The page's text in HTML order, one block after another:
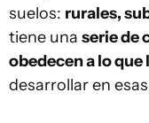
suelos: rurales,
tiene una serie de
obedecen a lo
desarrollar en